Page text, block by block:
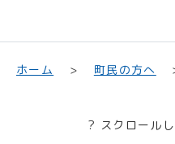
ホーム 町民の方へ
? スクロール